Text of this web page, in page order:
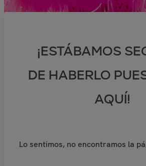
¡ESTÁBAMOS
DE HABERLO
AQUÍ!
Lo sentimos, no encontramos la